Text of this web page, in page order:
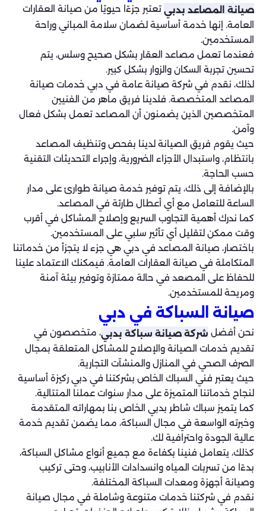
صيانة المصاعد بدبي تعتبر جزءًا حيويًا من صيانة العقارات
العامة. إنها خدمة أساسية لضمان سلامة المباني وراحة
المستخدمين.
فعندما تعمل مصاعد العقار بشكل صحيح وسلس، يتم
تحسين تجربة السكان والزوار بشكل كبير.
لذلك، نقدم في شركة صيانة عامة في دبي خدمات صيانة
المصاعد المتخصصة. فلدينا فريق ماهر من الفنيين
المتخصصين الذين يضمنون أن المصاعد تعمل بشكل فعال
وآمن.
حيث يقوم فريق الصيانة لدينا بفحص وتنظيف المصاعد
بانتظام، واستبدال الأجزاء الضرورية، وإجراء التحديثات التقنية
حسب الحاجة.
بالإضافة إلى ذلك، يتم توفير خدمة صيانة طوارئ على مدار
الساعة للتعامل مع أي أعطال طارئة في المصاعد.
كما ندرك أهمية التجاوب السريع وإصلاح المشاكل في أقرب
وقت ممكن لتقليل أي تأثير سلبي على المستخدمين.
باختصار، صيانة المصاعد في دبي هي جزء لا يتجزأ من خدماتنا
المتكاملة في صيانة العقارات العامة. فيمكنك الاعتماد علينا
للحفاظ على المصعد في حالة ممتازة وتوفير بيئة آمنة
ومريحة للمستخدمين.
صيانة السباكة في دبي
نحن أفضل شركة صيانة سباكة بدبي، متخصصون في
تقديم خدمات الصيانة والإصلاح للمشاكل المتعلقة بمجال
الصرف الصحي في المنازل والمنشآت التجارية.
حيث يعتبر فني السباك الخاص بشركتنا في دبي ركيزة أساسية
لنجاح خدماتنا المتميزة على مدار سنوات عملنا المتتالية.
كما يتميز سباك شاطر بدبي الخاص بنا بمهاراته المتقدمة
وخبرته الواسعة في مجال السباكة، مما يضمن تقديم خدمة
عالية الجودة واحترافية لك.
كذلك، يتعامل فنينا بكفاءة مع جميع أنواع مشاكل السباكة،
بدءًا من تسربات المياه وانسدادات الأنابيب، وحتى تركيب
وصيانة أجهزة ومعدات السباكة المختلفة.
نقدم في شركتنا خدمات متنوعة وشاملة في مجال صيانة